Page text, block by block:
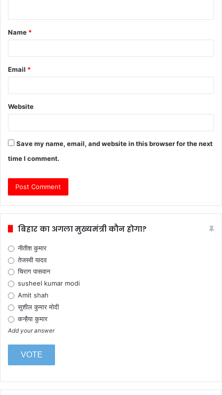
t
*
Name *
Email *
Website
Save my name, email, and website in this browser for the next
time I comment.
बिहार का अगला मुख्यमंत्री कौन होगा?
नीतीश कुमार
तेजस्वी यादव
चिराग पासवान
susheel kumar modi
Amit shah
सुशील कुमार मोदी
कन्हैया कुमार
Add your answer